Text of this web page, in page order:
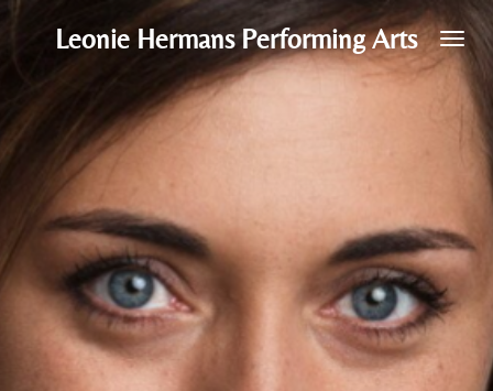
naar
hoofdinhoud
Leonie Hermans Performing Arts